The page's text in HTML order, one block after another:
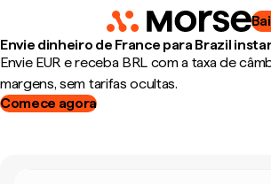
Envie dinheiro de France para Brazil
Envie EUR e receba BRL com a taxa de
margens, sem tarifas ocultas.
Comece agora